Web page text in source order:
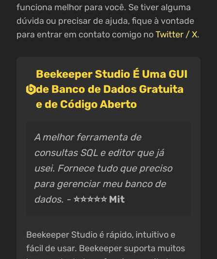
funciona melhor para você. Se tiver alguma
dúvida ou precisar de ajuda, fique à vontade
para entrar em contato comigo noTwitter / X.
Beekeeper Studio É Uma GUI
de Banco de Dados Gratuita
e de Código Aberto
A melhor ferramenta de
consultas SQL e editor que já
usei. Fornece tudo que preciso
para gerenciar meu banco de
dados. - ⭐⭐⭐⭐⭐ Mit
Beekeeper Studio é rápido, intuitivo e
fácil de usar. Beekeeper suporta muitos